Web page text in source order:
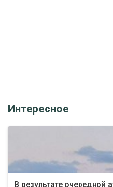
Интересное
В результате очередной